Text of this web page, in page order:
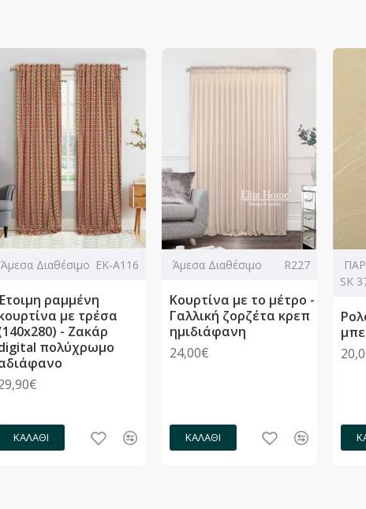
Άμεσα Διαθέσιμο ΕΚ-Α116
ραμμένη
με τρέσα
- Ζακάρ
πολύχρωμο
ΚΑΛΆΘΙ
Άμεσα Διαθέσιμο R227
Κουρτίνα με το μέτρο -
Γαλλική ζορζέτα κρεπ
ημιδιάφανη
24,00€
ΚΑΛΆΘΙ
SK